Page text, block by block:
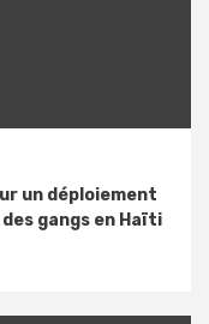
un déploiement
gangs en Haïti